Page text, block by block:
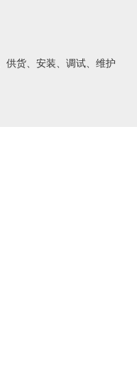
供货、安装、调试、维护